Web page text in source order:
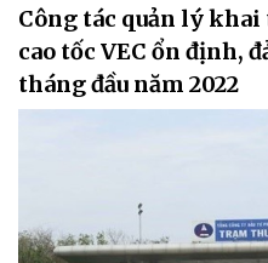
Công tác quản lý
cao tốc VEC ổn định,
tháng đầu năm 2022